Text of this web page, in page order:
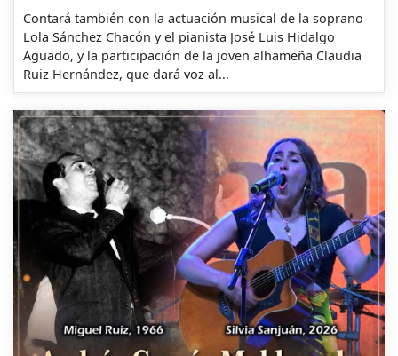
Contará también con la actuación musical de la soprano
Lola Sánchez Chacón y el pianista José Luis Hidalgo
Aguado, y la participación de la joven alhameña Claudia
Ruiz Hernández, que dará voz al...